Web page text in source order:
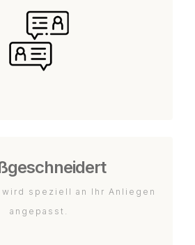
speziell an Ihr Anliegen
angepasst.